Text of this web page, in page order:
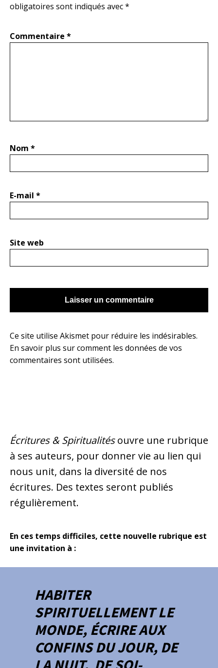
obligatoires sont indiqués avec*
Commentaire *
Nom *
E-mail *
Site web
Ce site utilise Akismet pour réduire les indésirables.
En savoir plus sur comment les données de vos
commentaires sont utilisées.
Écritures & Spiritualitésouvre une rubrique
à ses auteurs, pour donner vie au lien qui
nous unit, dans la diversité de nos
écritures. Des textes seront publiés
régulièrement.
En ces temps difficiles, cette nouvelle rubrique est
une invitation à :
HABITER
SPIRITUELLEMENT LE
MONDE, ÉCRIRE AUX
CONFINS DU JOUR, DE